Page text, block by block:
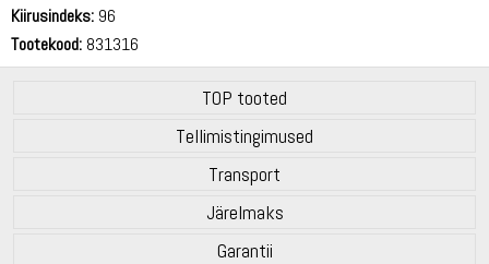
Kiirusindeks: 96
Tootekood: 831316
TOP tooted
Tellimistingimused
Transport
Järelmaks
Garantii